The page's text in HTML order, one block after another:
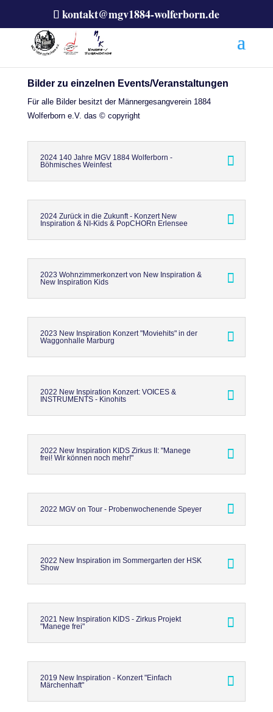
kontakt@mgv1884-wolferborn.de
Bilder zu einzelnen Events/Veranstaltungen
Für alle Bilder besitzt der Männergesangverein 1884
Wolferborn e.V. das © copyright
2024 140 Jahre MGV 1884 Wolferborn -
Böhmisches Weinfest
2024 Zurück in die Zukunft - Konzert New
Inspiration & NI-Kids & PopCHORn Erlensee
2023 Wohnzimmerkonzert von New Inspiration &
New Inspiration Kids
2023 New Inspiration Konzert "Moviehits" in der
Waggonhalle Marburg
2022 New Inspiration Konzert: VOICES &
INSTRUMENTS - Kinohits
2022 New Inspiration KIDS Zirkus II: "Manege
frei! Wir können noch mehr!"
2022 MGV on Tour - Probenwochenende Speyer
2022 New Inspiration im Sommergarten der HSK
Show
2021 New Inspiration KIDS - Zirkus Projekt
"Manege frei"
2019 New Inspiration - Konzert "Einfach
Märchenhaft"